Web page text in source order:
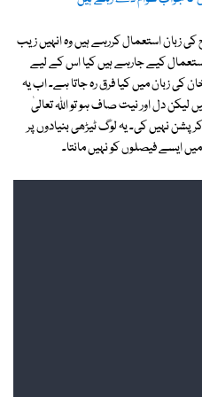
زبان استعمال کررہے ہیں وہ انہیں زیب
کیے جارہے ہیں کیا اس کے لیے
کی زبان میں کیا فرق رہ جاتا ہے۔ اب یہ
دل اور نیت صاف ہو تو اللہ تعالیٰ
نہیں کی۔ یہ لوگ ٹیڑھی بنیادوں پر
ایسے فیصلوں کو نہیں مانتا۔